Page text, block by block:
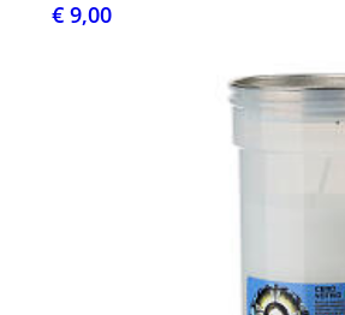
€ 9,00